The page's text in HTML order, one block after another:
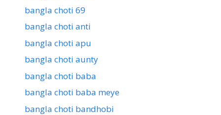
bangla choti 69
bangla choti anti
bangla choti apu
bangla choti aunty
bangla choti baba
bangla choti baba meye
bangla choti bandhobi